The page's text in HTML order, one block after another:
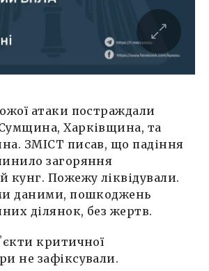
атаки постраждали
Харківщина, та
ЗМІСТ писав, що падіння
загоряння
кунг. Пожежу ліквідували.
даними, пошкоджень
ділянок, без жертв.
критичної
не зафіксували.